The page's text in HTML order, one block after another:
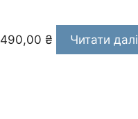
Оригінальна
ціна:
490,00 ₴
Поточна
ціна:
Читати далі